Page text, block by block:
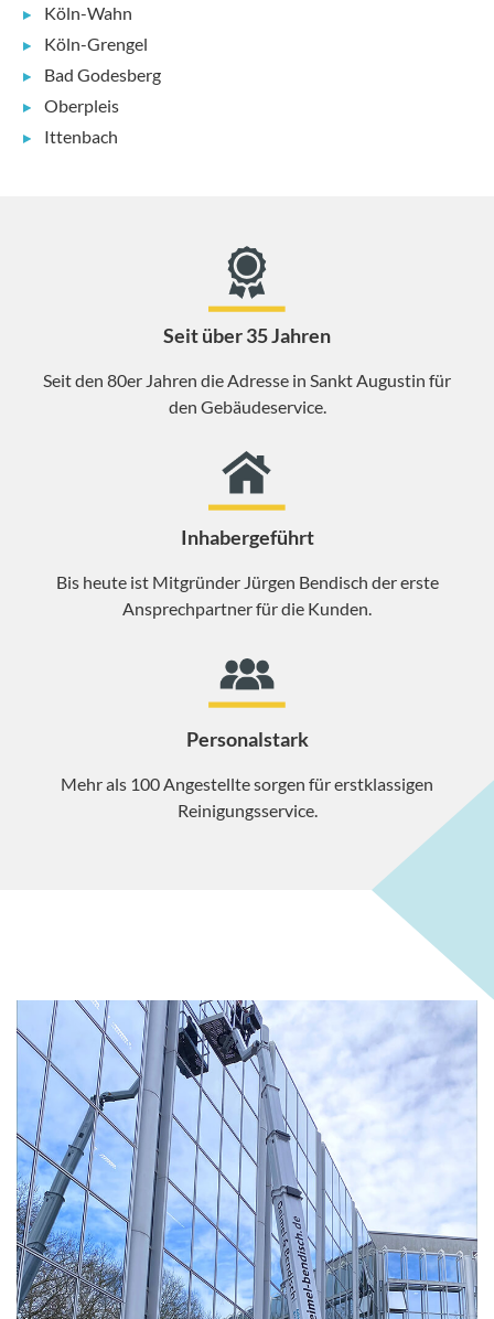
Köln-Wahn
Köln-Grengel
Bad Godesberg
Oberpleis
Ittenbach
Seit über 35 Jahren
Seit den 80er Jahren die Adresse in Sankt Augustin für
den Gebäudeservice.
Inhabergeführt
Bis heute ist Mitgründer Jürgen Bendisch der erste
Ansprechpartner für die Kunden.
Personalstark
Mehr als 100 Angestellte sorgen für erstklassigen
Reinigungsservice.